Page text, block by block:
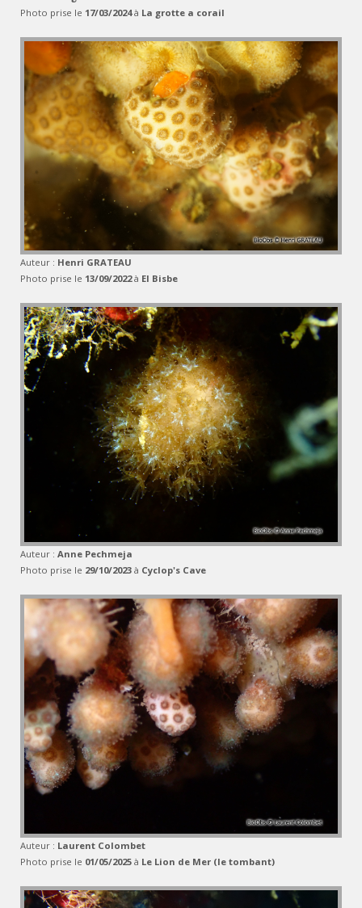
Photo prise le 17/03/2024à La grotte a corail
Auteur : Henri GRATEAU
Photo prise le 13/09/2022à El Bisbe
Auteur : Anne Pechmeja
Photo prise le 29/10/2023 à Cyclop's Cave
Auteur : Laurent Colombet
Photo prise le 01/05/2025 à Le Lion de Mer (le tombant)